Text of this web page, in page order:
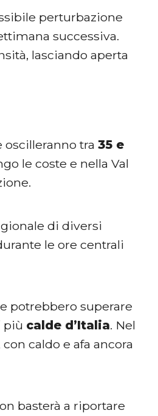
perturbazione
successiva.
lasciando aperta
oscilleranno tra35 e
le coste e nella Val
di diversi
le ore centrali
potrebbero superare
più calde d’Italia. Nel
caldo e afa ancora
basterà a riportare